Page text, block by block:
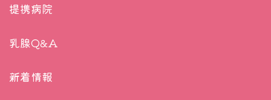
提携病院
乳腺Q&A
新着情報